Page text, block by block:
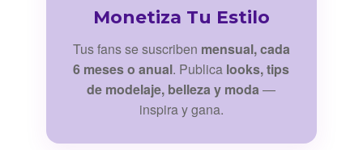
Monetiza Tu Estilo
Tus fans se suscriben mensual, cada
6 meses o anual. Publica looks, tips
de modelaje, belleza y moda—
inspira y gana.